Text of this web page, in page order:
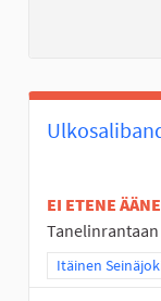
EI ETENE
Rajaa tulokset
Itäinen